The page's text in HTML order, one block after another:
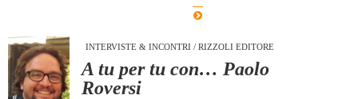
INTERVISTE & INCONTRI / RIZZOLI EDITORE
A tu per tu con… Paolo
Roversi